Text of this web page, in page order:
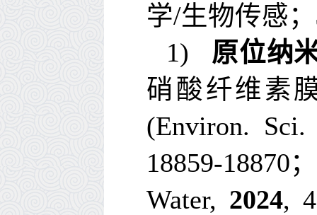
学/生物传感；
1) 原位纳
硝酸纤维素
(Environ. Sci.
18859-18870；
Water, 2024,4